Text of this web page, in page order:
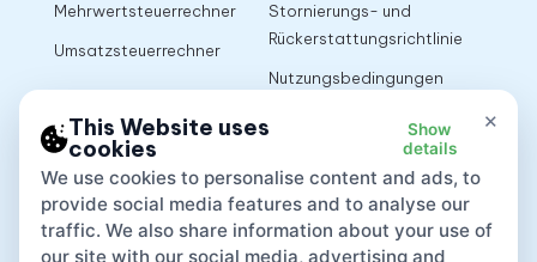
Mehrwertsteuerrechner
Umsatzsteuerrechner
Stornierungs- und
Rückerstattungsrichtlinie
Nutzungsbedingungen
×
This Website uses
cookies
Show
details
We use cookies to personalise content and ads, to
provide social media features and to analyse our
traffic. We also share information about your use of
our site with our social media, advertising and